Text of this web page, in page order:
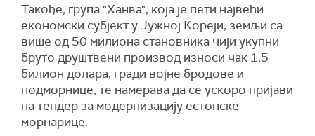
Такође, група "Ханва", која је пети највећи
економски субјект у Јужној Кореји, земљи са
више од 50 милиона становника чији укупни
бруто друштвени производ износи чак 1,5
билион долара, гради војне бродове и
подморнице, те намерава да се ускоро пријави
на тендер за модернизацију естонске
морнарице.